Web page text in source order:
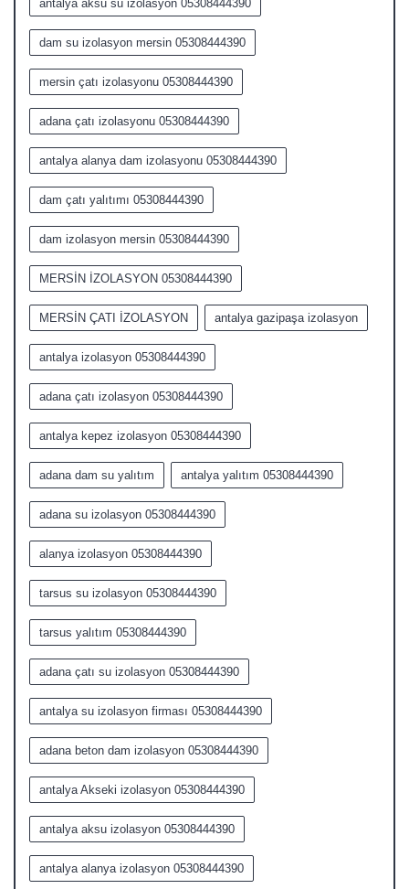
antalya aksu su izolasyon 05308444390
dam su izolasyon mersin 05308444390
mersin çatı izolasyonu 05308444390
adana çatı izolasyonu 05308444390
antalya alanya dam izolasyonu 05308444390
dam çatı yalıtımı 05308444390
dam izolasyon mersin 05308444390
MERSİN İZOLASYON 05308444390
MERSİN ÇATI İZOLASYON antalya gazipaşa izolasyon
antalya izolasyon 05308444390
adana çatı izolasyon 05308444390
antalya kepez izolasyon 05308444390
adana dam su yalıtım antalya yalıtım 05308444390
adana su izolasyon 05308444390
alanya izolasyon 05308444390
tarsus su izolasyon 05308444390
tarsus yalıtım 05308444390
adana çatı su izolasyon 05308444390
antalya su izolasyon firması 05308444390
adana beton dam izolasyon 05308444390
antalya Akseki izolasyon 05308444390
antalya aksu izolasyon 05308444390
antalya alanya izolasyon 05308444390